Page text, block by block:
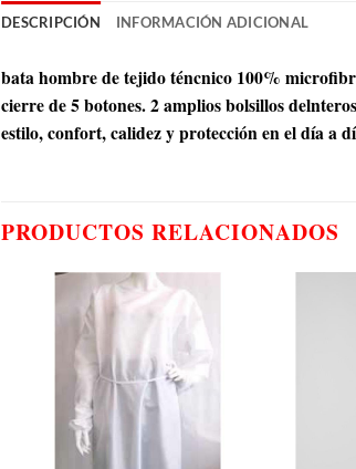
DESCRIPCIÓN INFORMACIÓN ADICIONAL
bata hombre de tejido téncnico 100%
cierre de 5 botones. 2 amplios bolsillos
estilo, confort, calidez y protección en el día a
PRODUCTOS RELACIONADOS